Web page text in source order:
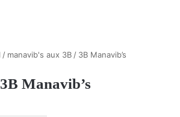
/ manavib's aux 3B / 3B Manavib’s
3B Manavib’s